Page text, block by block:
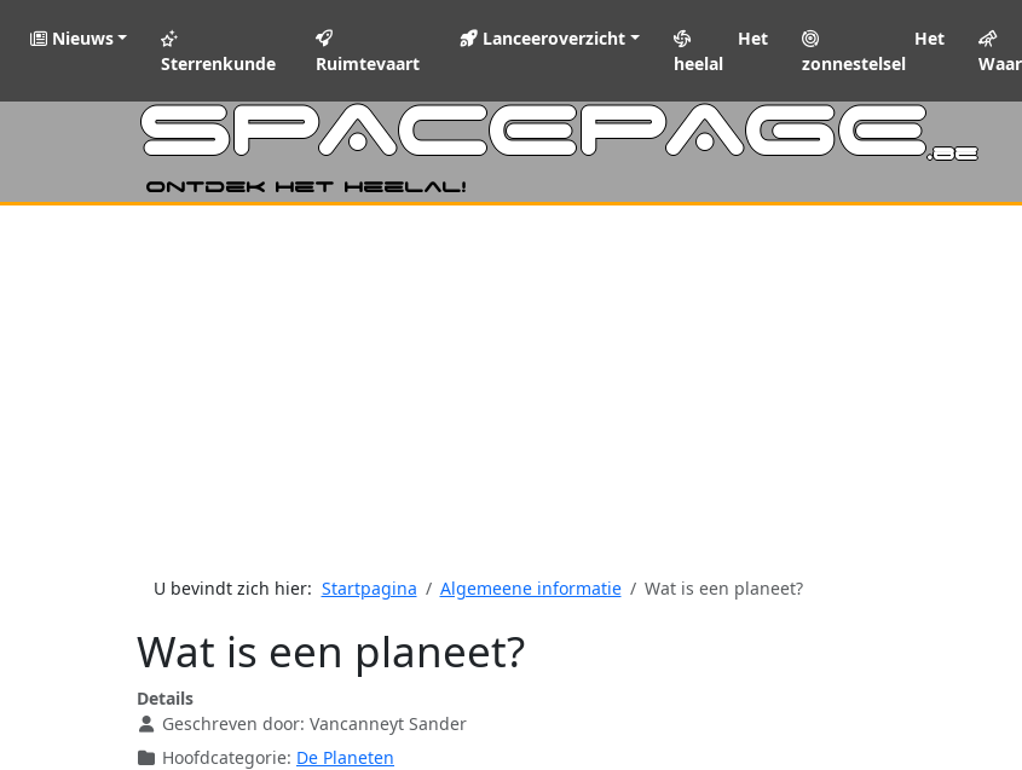
Nieuws
Sterrenkunde
Ruimtevaart
Lanceeroverzicht
Het
heelal
Het
zonnestelsel
SPACEPAGE.be
Ontdek het heelal!
U bevindt zich hier: Startpagina Algemeene informatie Wat is een planeet?
Wat is een planeet?
Details
Geschreven door: Vancanneyt Sander
Hoofdcategorie: De Planeten